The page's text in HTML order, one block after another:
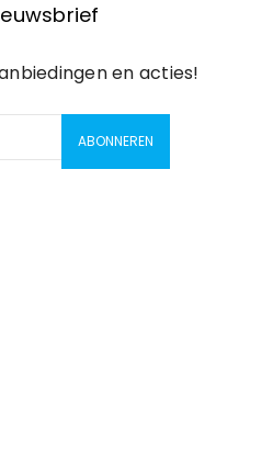
en acties!